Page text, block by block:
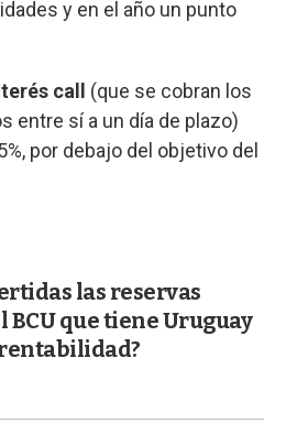
y en el año un punto
call (que se cobran los
entre sí a un día de plazo)
por debajo del objetivo del
las reservas
BCU que tiene Uruguay